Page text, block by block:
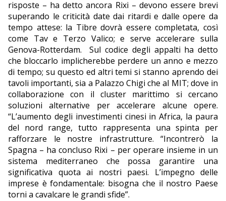
risposte – ha detto ancora Rixi – devono essere brevi
superando le criticità date dai ritardi e dalle opere da
tempo attese: la Tibre dovrà essere completata, così
come Tav e Terzo Valico; e serve accelerare sulla
Genova-Rotterdam.
Sul codice degli appalti ha detto
che bloccarlo implicherebbe perdere un anno e mezzo
di tempo; su questo ed altri temi si stanno aprendo dei
tavoli importanti, sia a Palazzo Chigi che al MIT; dove in
collaborazione con il cluster marittimo si cercano
soluzioni alternative per accelerare alcune opere.
“L’aumento degli investimenti cinesi in Africa, la paura
del nord range, tutto rappresenta una spinta per
rafforzare le nostre infrastrutture. “Incontrerò la
Spagna – ha concluso Rixi – per operare insieme in un
sistema mediterraneo che possa garantire una
significativa quota ai nostri paesi. L’impegno delle
imprese è fondamentale: bisogna che il nostro Paese
torni a cavalcare le grandi sfide”.